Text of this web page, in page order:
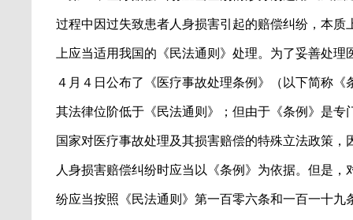
过程中因过失致患者人身损害引起的赔偿纠纷，本质
上应当适用我国的《民法通则》处理。为了妥善处
４月４日公布了《医疗事故处理条例》（以下简称
其法律位阶低于《民法通则》；但由于《条例》是专
国家对医疗事故处理及其损害赔偿的特殊立法政策
人身损害赔偿纠纷时应当以《条例》为依据。但是
纷应当按照《民法通则》第一百零六条和一百一十九